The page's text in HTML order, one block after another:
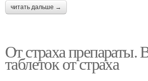
читать дальше →
От страха препараты.
таблеток от страха